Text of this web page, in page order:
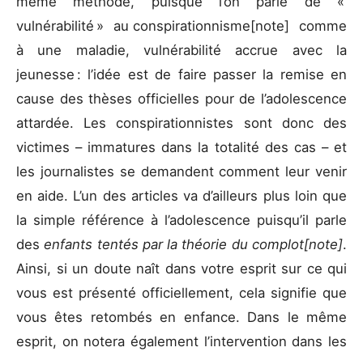
vulnérabilité » au conspirationnisme[note] comme
à une maladie, vulnérabilité accrue avec la
jeunesse : l’idée est de faire passer la remise en
cause des thèses officielles pour de l’adolescence
attardée. Les conspirationnistes sont donc des
victimes – immatures dans la totalité des cas – et
les journalistes se demandent comment leur venir
en aide. L’un des articles va d’ailleurs plus loin que
la simple référence à l’adolescence puisqu’il parle
desenfants tentés par la théorie du complot[note].
Ainsi, si un doute naît dans votre esprit sur ce qui
vous est présenté officiellement, cela signifie que
vous êtes retombés en enfance. Dans le même
esprit, on notera également l’intervention dans les